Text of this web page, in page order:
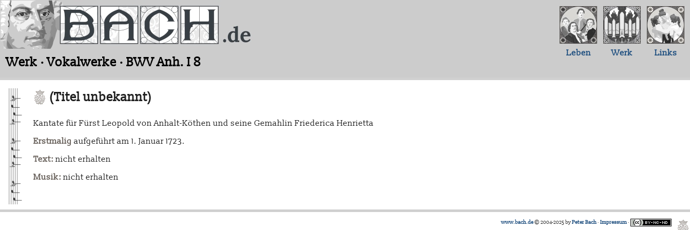
Werk · Vokalwerke · BWV Anh. I 8
Leben Werk Links
(Titel unbekannt)
Kantate für Fürst Leopold von Anhalt-Köthen und seine Gemahlin Friederica Henrietta
Erstmalig aufgeführt am 1. Januar 1723.
Text: nicht erhalten
Musik: nicht erhalten
www.bach.de© 2004-2025 byPeter Bach· Impressum·